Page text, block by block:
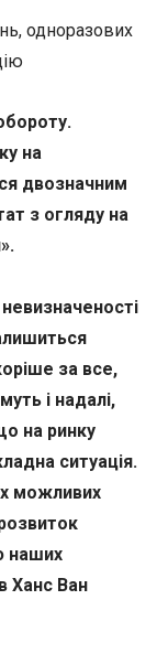
одноразових
на
двозначним
з огляду на
за все,
і надалі,
на ринку
ситуація.
можливих
наших
Ханс Ван